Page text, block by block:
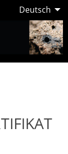
Deutsch